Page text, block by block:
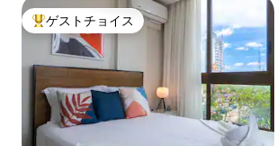
大好評のゲストチョイスです。
ゲストチョイス